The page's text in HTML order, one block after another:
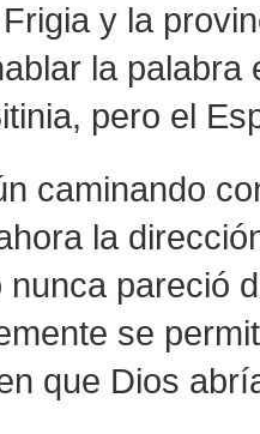
y la
la
pero el
caminando
la
nunca pareció
se
que Dios